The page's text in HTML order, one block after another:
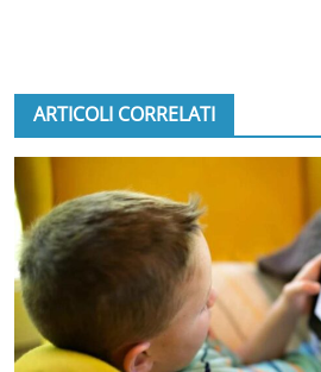
ARTICOLI CORRELATI